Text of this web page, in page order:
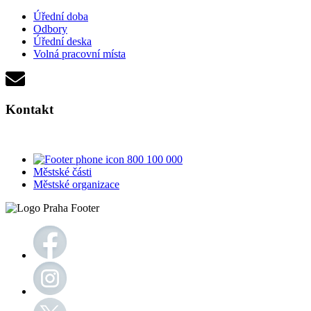
Úřední doba
Odbory
Úřední deska
Volná pracovní místa
Kontakt
800 100 000
Městské části
Městské organizace